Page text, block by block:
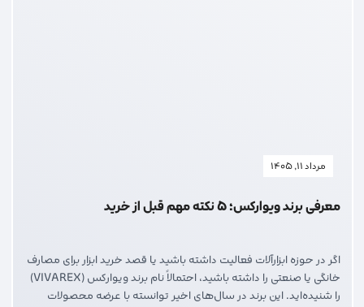
مرداد ۱۱, ۱۴۰۵
معرفی برند ویوارکس؛ 5 نکته مهم قبل از خرید
اگر در حوزه ابزارآلات فعالیت داشته باشید یا قصد خرید ابزار برای مصارف
خانگی یا صنعتی را داشته باشید، احتمالاً نام برند ویوارکس (VIVAREX)
را شنیده‌اید. این برند در سال‌های اخیر توانسته با عرضه محصولات